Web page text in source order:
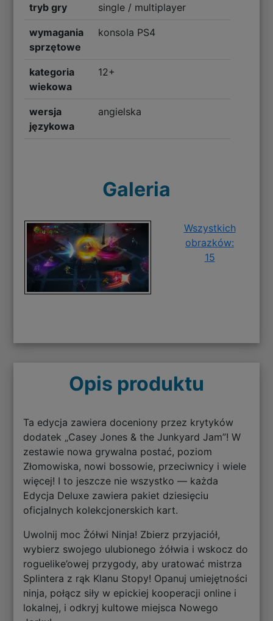
tryb gry single / multiplayer
wymagania
sprzętowe
konsola PS4
kategoria
wiekowa
12+
wersja
językowa
angielska
Galeria
Wszystkich
obrazków:
15
Opis produktu
Ta edycja zawiera doceniony przez krytyków
dodatek „Casey Jones & the Junkyard Jam”! W
zestawie nowa grywalna postać, poziom
Złomowiska, nowi bossowie, przeciwnicy i wiele
więcej! I to jeszcze nie wszystko — każda
Edycja Deluxe zawiera pakiet dziesięciu
oficjalnych kolekcjonerskich kart.
Uwolnij moc Żółwi Ninja! Zbierz przyjaciół,
wybierz swojego ulubionego żółwia i wskocz do
roguelike’owej przygody, aby uratować mistrza
Splintera z rąk Klanu Stopy! Opanuj umiejętności
ninja, połącz siły w epickiej kooperacji online i
lokalnej, i odkryj kultowe miejsca Nowego